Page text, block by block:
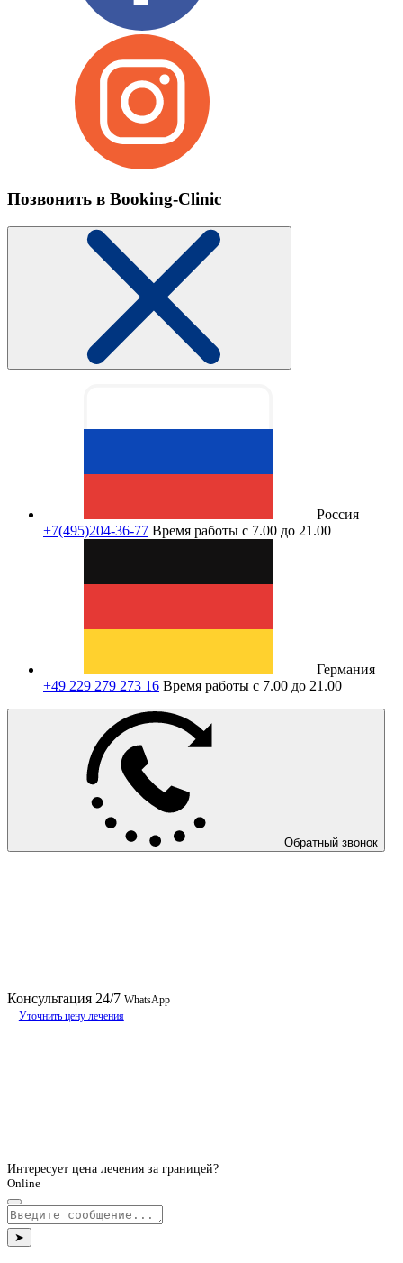
Позвонить в Booking-Clinic
Россия
+7(495)204-36-77 Время работы с 7.00 до 21.00
Германия
+49 229 279 273 16 Время работы с 7.00 до 21.00
Обратный звонок
Консультация 24/7 WhatsApp
Уточнить цену лечения
Интересует цена лечения за границей?
Online
➤